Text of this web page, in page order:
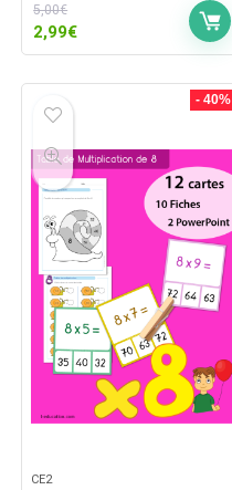
5,00€
Le
prix
5,00€.
2,99€Le
prix
- 40%
CE2